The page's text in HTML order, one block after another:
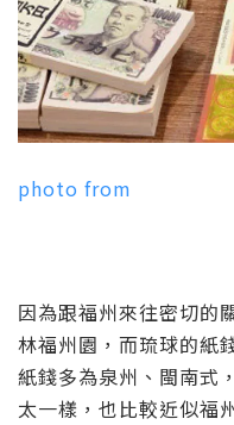
photo from
因為跟福州來往密切的
林福州園，而琉球的紙
紙錢多為泉州、閩南式
太一樣，也比較近似福